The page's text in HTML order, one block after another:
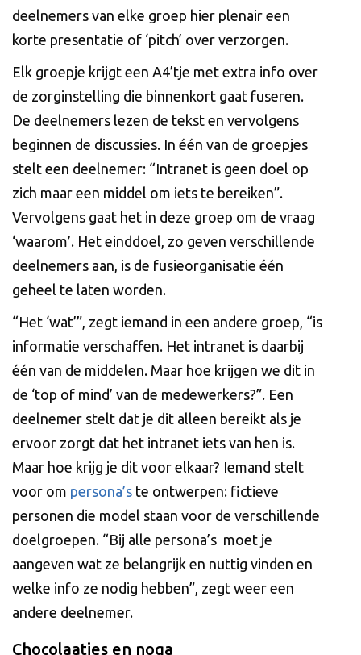
deelnemers van elke groep hier plenair een
korte presentatie of ‘pitch’ over verzorgen.
Elk groepje krijgt een A4’tje met extra info over
de zorginstelling die binnenkort gaat fuseren.
De deelnemers lezen de tekst en vervolgens
beginnen de discussies. In één van de groepjes
stelt een deelnemer: “Intranet is geen doel op
zich maar een middel om iets te bereiken”.
Vervolgens gaat het in deze groep om de vraag
‘waarom’. Het einddoel, zo geven verschillende
deelnemers aan, is de fusieorganisatie één
geheel te laten worden.
“Het ‘wat’”, zegt iemand in een andere groep, “is
informatie verschaffen. Het intranet is daarbij
één van de middelen. Maar hoe krijgen we dit in
de ‘top of mind’ van de medewerkers?”. Een
deelnemer stelt dat je dit alleen bereikt als je
ervoor zorgt dat het intranet iets van hen is.
Maar hoe krijg je dit voor elkaar? Iemand stelt
voor om persona’s te ontwerpen: fictieve
personen die model staan voor de verschillende
doelgroepen. “Bij alle persona’s moet je
aangeven wat ze belangrijk en nuttig vinden en
welke info ze nodig hebben”, zegt weer een
andere deelnemer.
Chocolaatjes en noga